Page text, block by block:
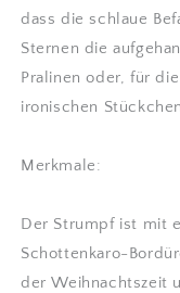
dass die schlaue
Sternen die
Pralinen oder, für
ironischen
Merkmale:
Der Strumpf ist mit
Schottenkaro-
der Weihnachtszeit